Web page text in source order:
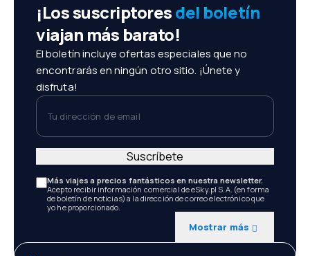
¡Los suscriptoresdel boletín
viajan más barato!
El boletín incluye ofertas especiales que no
encontrarás en ningún otro sitio. ¡Únete y
disfruta!
Tu dirección de email
Más viajes a precios fantásticos en nuestra newsletter.
Acepto recibir información comercial de eSky.pl S.A. (en forma
de boletín de noticias) a la dirección de correo electrónico que
yo he proporcionado.
Mostrar más
Suscríbete